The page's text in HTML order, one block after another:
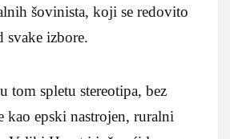
šovinista, koji se redovito
svake izbore.
tom spletu stereotipa, bez
kao epski nastrojen, ruralni